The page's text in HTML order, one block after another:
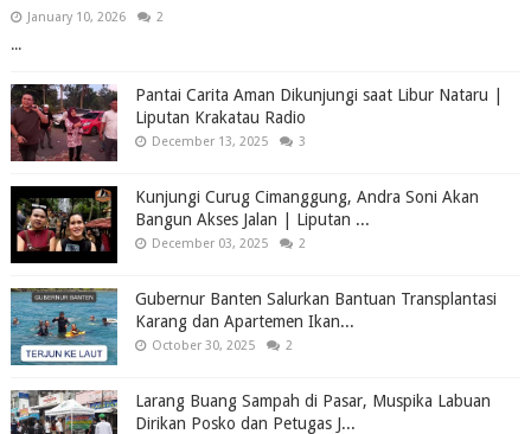
January 10, 2026 2
...
Pantai Carita Aman Dikunjungi saat Libur Nataru |
Liputan Krakatau Radio
December 13, 2025 3
Kunjungi Curug Cimanggung, Andra Soni Akan
Bangun Akses Jalan | Liputan ...
December 03, 2025 2
Gubernur Banten Salurkan Bantuan Transplantasi
Karang dan Apartemen Ikan...
October 30, 2025 2
Larang Buang Sampah di Pasar, Muspika Labuan
Dirikan Posko dan Petugas J...